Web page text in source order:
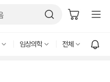
임상의학 전체